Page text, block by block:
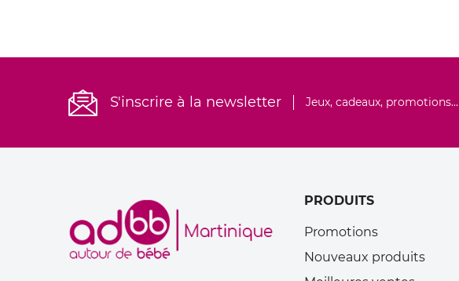
S'inscrire à la newsletter Jeux, cadeaux, promotions...
PRODUITS
Promotions
Nouveaux produits